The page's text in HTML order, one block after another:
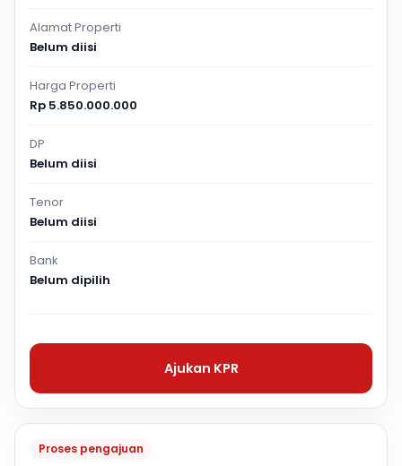
Proses pengajuan
Alamat Properti
Belum diisi
Harga Properti
Rp 5.850.000.000
DP
Belum diisi
Tenor
Belum diisi
Bank
Belum dipilih
Ajukan KPR